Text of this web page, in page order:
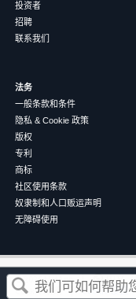
这篇文章对您有帮助吗？
投资者
招聘
联系我们
法务
一般条款和条件
隐私 & Cookie 政策
版权
专利
商标
社区使用条款
奴隶制和人口贩运声明
无障碍使用
©2026NetApp 中文
Cookie 政策
Cookie 设置